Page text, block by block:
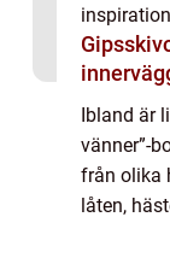
inspiration
Gipsskivor grunden i moderna,
Ibland är
vänner”-
från olika
låten,